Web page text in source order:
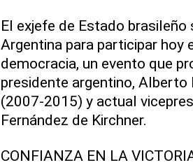
El exjefe de Estado
Argentina para participar
democracia, un evento que
presidente argentino, Alberto
(2007-2015) y actual
Fernández de Kirchner.
CONFIANZA EN LA